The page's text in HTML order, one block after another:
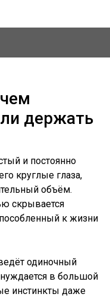
держать
и постоянно
круглые глаза,
объём.
скрывается
к жизни
одиночный
в большой
инстинкты даже